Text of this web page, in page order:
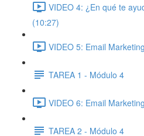
VIDEO 4: ¿En qué te
(10:27)
VIDEO 5: Email
TAREA 1 - Módulo 4
VIDEO 6: Email
TAREA 2 - Módulo 4